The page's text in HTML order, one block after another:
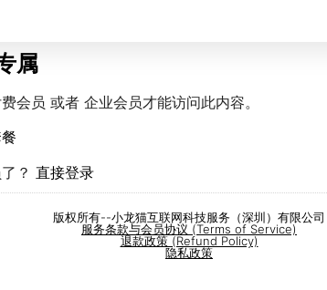
属
会员 或者 企业会员才能访问此内容。
？ 直接登录
版权所有--小龙猫互联网科技服务（深圳）有限公司
服务条款与会员协议 (Terms of Service)
退款政策 (Refund Policy)
隐私政策